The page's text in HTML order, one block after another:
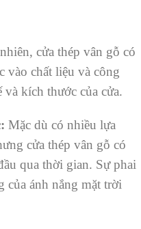
cửa thép vân gỗ có
vào chất liệu và công
kích thước của cửa.
Mặc dù có nhiều lựa
cửa thép vân gỗ có
qua thời gian. Sự phai
của ánh nắng mặt trời